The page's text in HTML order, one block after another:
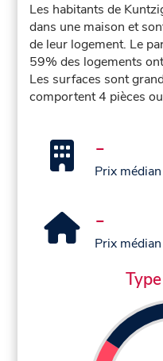
Les habitants de
dans une maison et
de leur logement. Le
59% des logements
Les surfaces sont
comportent 4 pièces
-
Prix
-
Prix